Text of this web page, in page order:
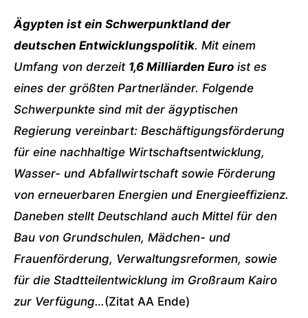
Ägypten ist ein Schwerpunktland der
deutschen Entwicklungspolitik. Mit einem
Umfang von derzeit 1,6 Milliarden Euro ist es
eines der größten Partnerländer. Folgende
Schwerpunkte sind mit der ägyptischen
Regierung vereinbart: Beschäftigungsförderung
für eine nachhaltige Wirtschaftsentwicklung,
Wasser- und Abfallwirtschaft sowie Förderung
von erneuerbaren Energien und Energieeffizienz.
Daneben stellt Deutschland auch Mittel für den
Bau von Grundschulen, Mädchen- und
Frauenförderung, Verwaltungsreformen, sowie
für die Stadtteilentwicklung im Großraum Kairo
zur Verfügung…(Zitat AA Ende)